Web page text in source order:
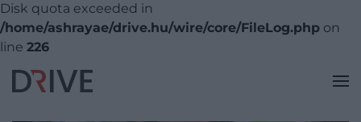
Disk quota exceeded in
/home/ashrayae/drive.hu/wire/core/FileLog.php on
line 226